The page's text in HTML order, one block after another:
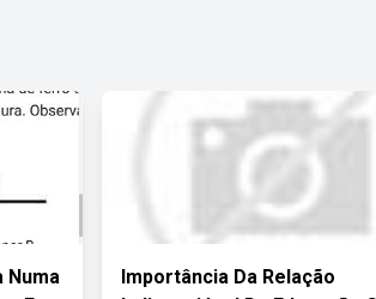
Numa
Importância Da Relação